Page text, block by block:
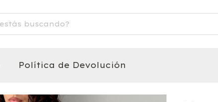
Política de Devolución